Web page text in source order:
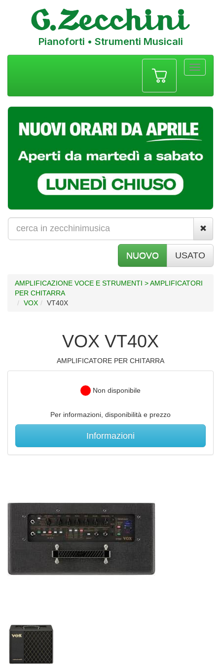
Pianoforti • Strumenti Musicali
NUOVO USATO
AMPLIFICAZIONE VOCE E STRUMENTI > AMPLIFICATORI
PER CHITARRA
VOX
VT40X
VOX VT40X
AMPLIFICATORE PER CHITARRA
Non disponibile
Per informazioni, disponibilità e prezzo
Informazioni